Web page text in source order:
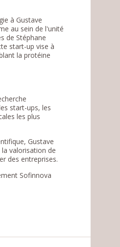
à Gustave
au sein de l'unité
de Stéphane
start-up vise à
la protéine
start-ups, les
les plus
Gustave
valorisation de
des entreprises.
Sofinnova